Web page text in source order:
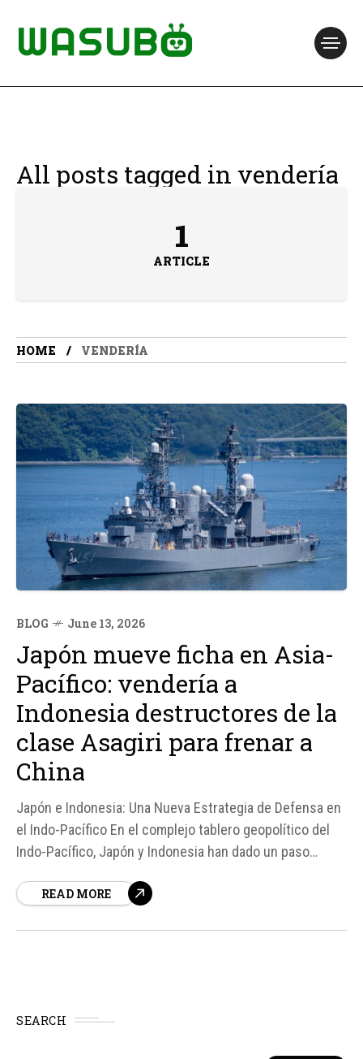
All posts tagged in vendería
1
ARTICLE
HOME VENDERÍA
BLOG June 13, 2026
Japón mueve ficha en Asia-
Pacífico: vendería a
Indonesia destructores de la
clase Asagiri para frenar a
China
Japón e Indonesia: Una Nueva Estrategia de Defensa en
el Indo-Pacífico En el complejo tablero geopolítico del
Indo-Pacífico, Japón y Indonesia han dado un paso
con el objetivo de contrarrestar la creciente influencia
READ MORE
SEARCH